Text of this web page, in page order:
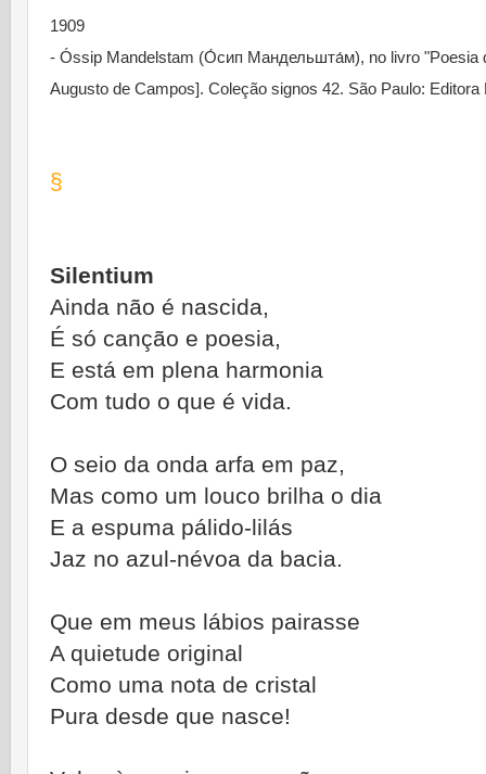
1909
- Óssip Mandelstam (О́сип Мандельшта́м), no livro "Poesia
Augusto de Campos]. Coleção signos 42. São Paulo: Editora
§
Silentium
Ainda não é nascida,
É só canção e poesia,
E está em plena harmonia
Com tudo o que é vida.
O seio da onda arfa em paz,
Mas como um louco brilha o dia
E a espuma pálido-lilás
Jaz no azul-névoa da bacia.
Que em meus lábios pairasse
A quietude original
Como uma nota de cristal
Pura desde que nasce!